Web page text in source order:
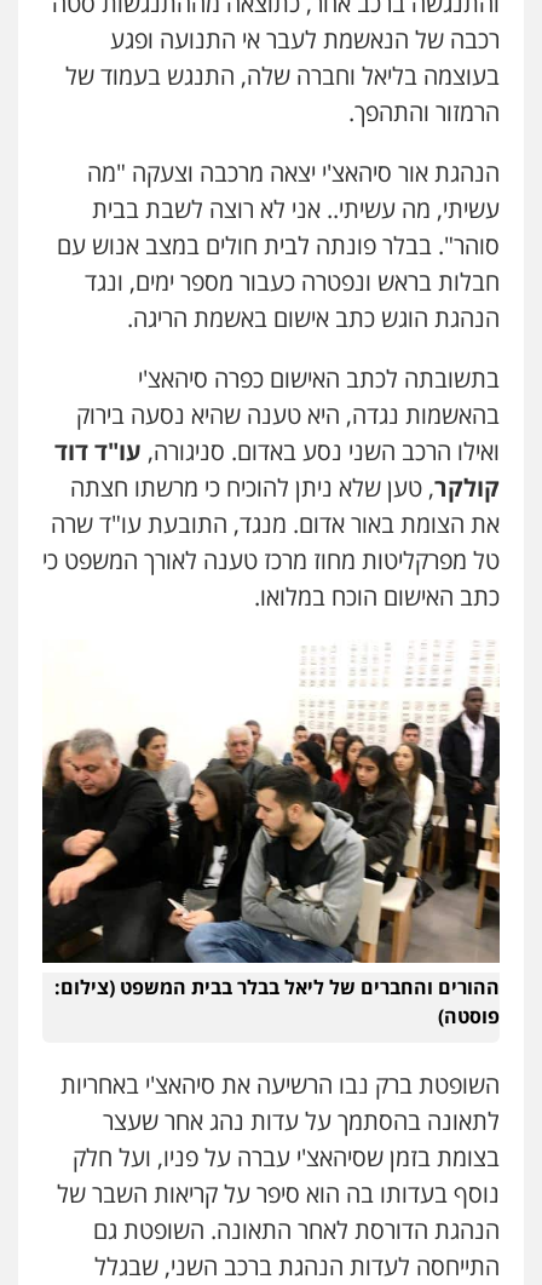
רכבה של הנאשמת לעבר אי התנועה ופגע
בעוצמה בליאל וחברה שלה, התנגש בעמוד של
הרמזור והתהפך.
הנהגת אור סיהאצ'י יצאה מרכבה וצעקה "מה
עשיתי, מה עשיתי.. אני לא רוצה לשבת בבית
סוהר". בבלר פונתה לבית חולים במצב אנוש עם
חבלות בראש ונפטרה כעבור מספר ימים, ונגד
הנהגת הוגש כתב אישום באשמת הריגה.
בתשובתה לכתב האישום כפרה סיהאצ'י
בהאשמות נגדה, היא טענה שהיא נסעה בירוק
ואילו הרכב השני נסע באדום. סניגורה, עו"ד דוד
קולקר, טען שלא ניתן להוכיח כי מרשתו חצתה
את הצומת באור אדום. מנגד, התובעת עו"ד שרה
טל מפרקליטות מחוז מרכז טענה לאורך המשפט כי
כתב האישום הוכח במלואו.
ההורים והחברים של ליאל בבלר בבית המשפט (צילום:
פוסטה)
השופטת ברק נבו הרשיעה את סיהאצ'י באחריות
לתאונה בהסתמך על עדות נהג אחר שעצר
בצומת בזמן שסיהאצ'י עברה על פניו, ועל חלק
נוסף בעדותו בה הוא סיפר על קריאות השבר של
הנהגת הדורסת לאחר התאונה. השופטת גם
התייחסה לעדות הנהגת ברכב השני, שבגלל